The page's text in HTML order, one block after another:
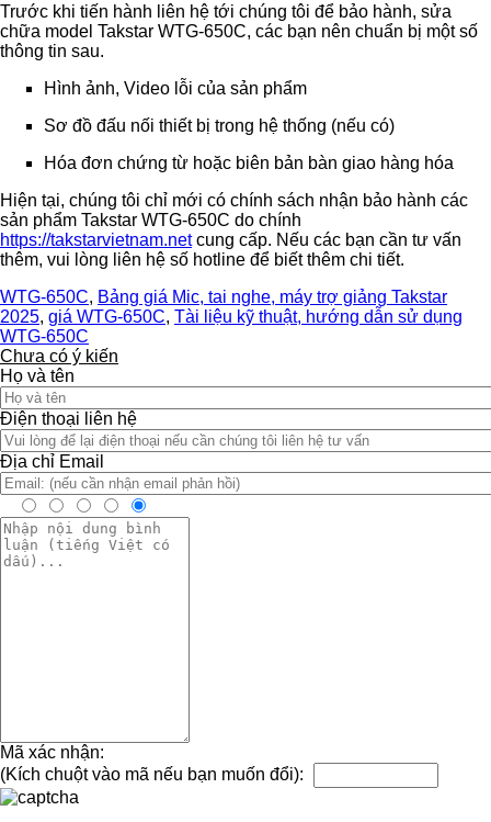
Trước khi tiến hành liên hệ tới chúng tôi để bảo hành, sửa
chữa model Takstar WTG-650C, các bạn nên chuẩn bị một số
thông tin sau.
Hình ảnh, Video lỗi của sản phẩm
Sơ đồ đấu nối thiết bị trong hệ thống (nếu có)
Hóa đơn chứng từ hoặc biên bản bàn giao hàng hóa
Hiện tại, chúng tôi chỉ mới có chính sách nhận bảo hành các
sản phẩm Takstar WTG-650C do chính
https://takstarvietnam.netcung cấp. Nếu các bạn cần tư vấn
thêm, vui lòng liên hệ số hotline để biết thêm chi tiết.
WTG-650C, Bảng giá Mic, tai nghe, máy trợ giảng Takstar
2025, giá WTG-650C, Tài liệu kỹ thuật, hướng dẫn sử dụng
WTG-650C
Chưa có ý kiến
Họ và tên
Điện thoại liên hệ
Địa chỉ Email
Mã xác nhận:
(Kích chuột vào mã nếu bạn muốn đổi):